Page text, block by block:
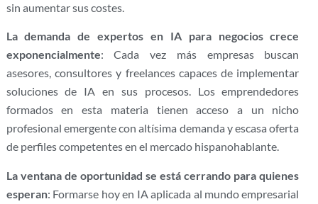
sin aumentar sus costes.
La demanda de expertos en IA para negocios crece
exponencialmente: Cada vez más empresas buscan
asesores, consultores y freelances capaces de implementar
soluciones de IA en sus procesos. Los emprendedores
formados en esta materia tienen acceso a un nicho
profesional emergente con altísima demanda y escasa oferta
de perfiles competentes en el mercado hispanohablante.
La ventana de oportunidad se está cerrando para quienes
esperan: Formarse hoy en IA aplicada al mundo empresarial